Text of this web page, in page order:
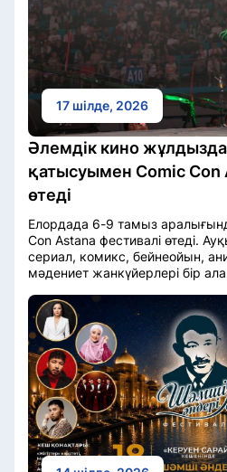
17 шілде, 2026
Әлемдік кино
қатысуымен Comic Con
өтеді
Елордада 6-9 тамыз
Con Astana фестивалі өтеді.
сериал, комикс, бейнеойын,
мәдениет жанкүйерлері бір